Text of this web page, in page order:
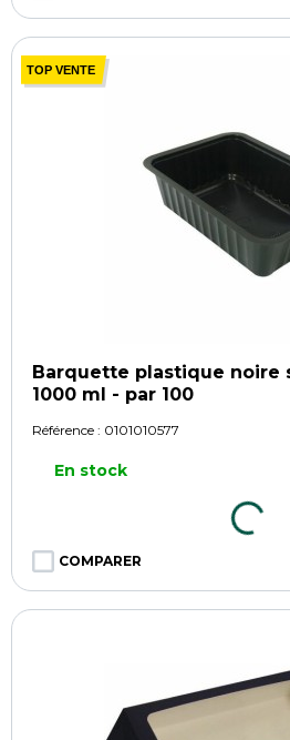
TOP VENTE
Barquette plastique noire
1000 ml - par 100
Référence : 0101010577
En stock
COMPARER